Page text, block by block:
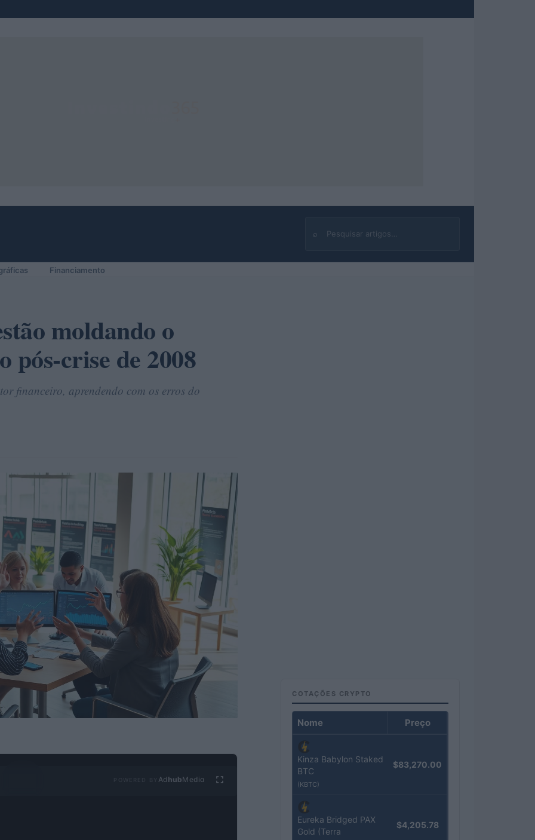
⌕
Buscar
Financiamento
moldando o
pós-crise de 2008
financeiro, aprendendo com os erros do
Ad hubMedia
COTAÇÕES CRYPTO
Nome Preço
Kinza Babylon Staked
BTC
(KBTC)
$83,270.00
Eureka Bridged PAX
Gold (Terra
$4,205.78